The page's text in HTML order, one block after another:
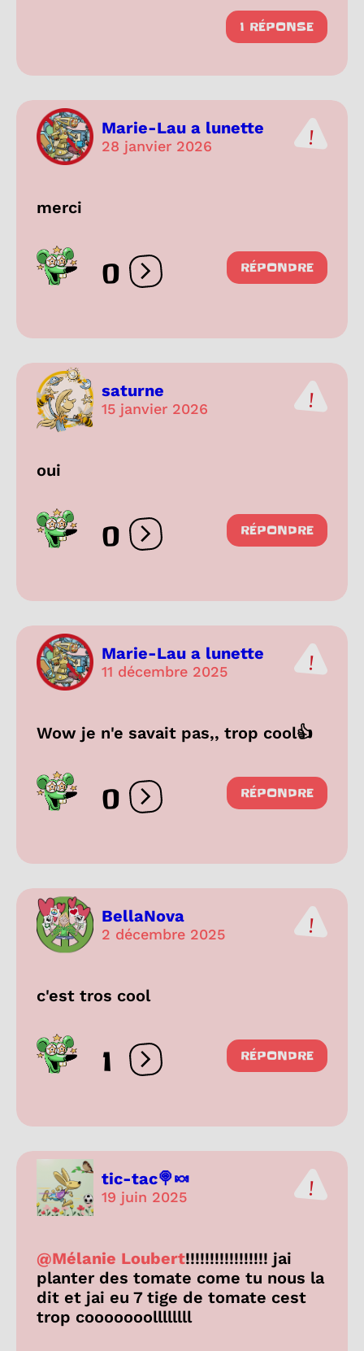
1 RÉPONSE
Marie-Lau a lunette
28 janvier 2026
merci
0 Ouvrir les réactions
RÉPONDRE
saturne
15 janvier 2026
oui
0 Ouvrir les réactions
RÉPONDRE
Marie-Lau a lunette
11 décembre 2025
Wow je n'e savait pas,, trop cool👍
0 Ouvrir les réactions
RÉPONDRE
BellaNova
2 décembre 2025
c'est tros cool
1 Ouvrir les réactions
RÉPONDRE
tic-tac🍭🍬
19 juin 2025
@Mélanie Loubert!!!!!!!!!!!!!!!!! jai
planter des tomate come tu nous la
dit et jai eu 7 tige de tomate cest
trop cooooooollllllll